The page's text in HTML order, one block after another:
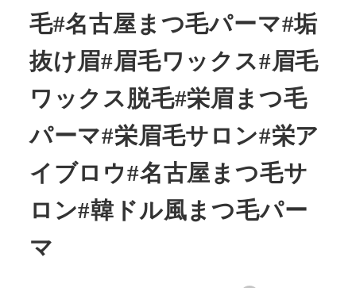
毛#名古屋まつ毛パーマ#垢
抜け眉#眉毛ワックス#眉毛
ワックス脱毛#栄眉まつ毛
パーマ#栄眉毛サロン#栄ア
イブロウ#名古屋まつ毛サ
ロン#韓ドル風まつ毛パー
マ